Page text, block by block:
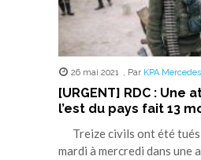
26 mai 2021 , Par KPA Mercedes
[URGENT] RDC : Une
l’est du pays fait 13
Treize civils ont été tués
mardi à mercredi dans une